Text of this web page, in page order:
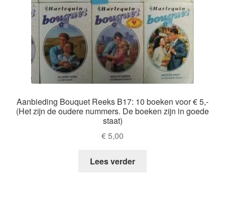
Aanbieding Bouquet Reeks B17: 10 boeken voor € 5,-
(Het zijn de oudere nummers. De boeken zijn in goede
staat)
€5,00
Lees verder